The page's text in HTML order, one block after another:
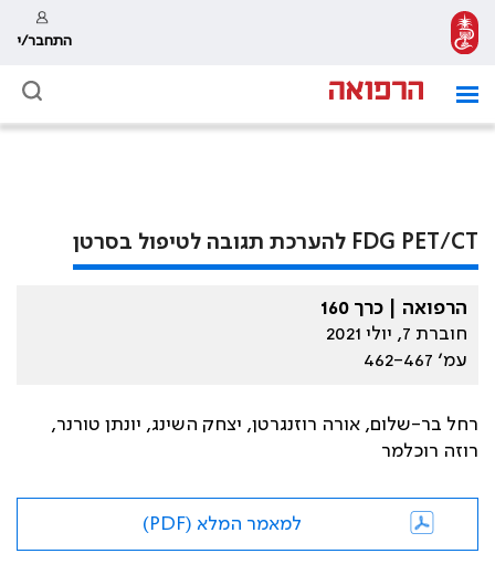
התחבר/י
FDG PET/CT להערכת תגובה לטיפול בסרטן
הרפואה | כרך 160
חוברת 7, יולי 2021
עמ׳ 462-467
רחל בר-שלום, אורה רוזנגרטן, יצחק השינג, יונתן טורנר,
רוזה רוכלמר
למאמר המלא (PDF)